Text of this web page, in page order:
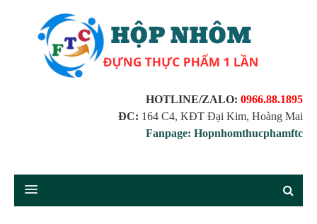
HOTLINE/ZALO: 0966.88.1895
ĐC: 164 C4, KĐT Đại Kim, Hoàng Mai
Fanpage: Hopnhomthucphamftc